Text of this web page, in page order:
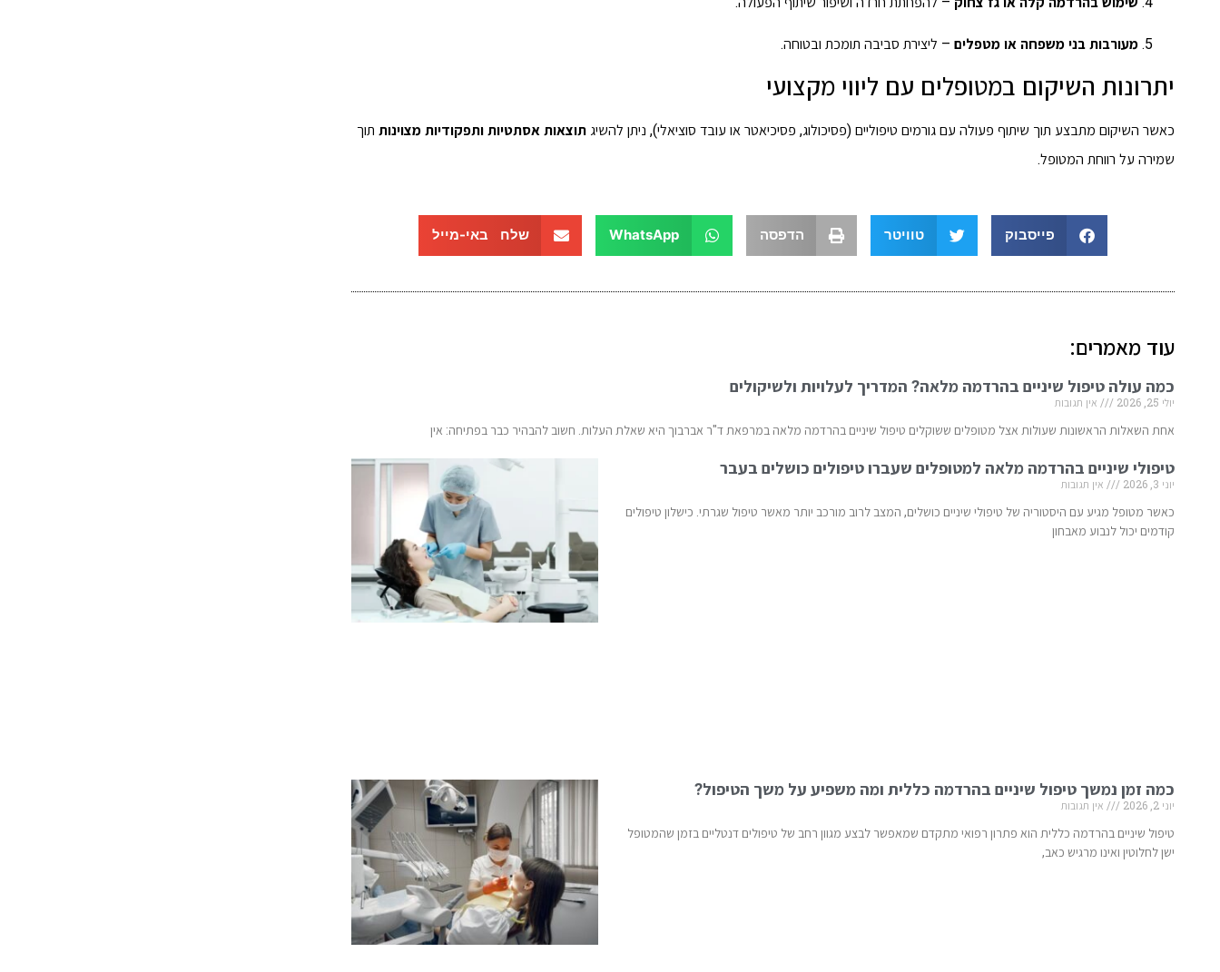
מעורבות בני משפחה או מטפלים – ליצירת סביבה תומכת ובטוחה.
יתרונות השיקום במטופלים עם ליווי מקצועי
כאשר השיקום מתבצע תוך שיתוף פעולה עם גורמים טיפוליים (פסיכולוג, פסיכיאטר או עובד סוציאלי), ניתן להשיג תוצאות אסתטיות ותפקודיות מצוינות תוך
שמירה על רווחת המטופל.
פייסבוק טוויטר הדפסה WhatsApp שלח באי-מייל
עוד מאמרים:
כמה עולה טיפול שיניים בהרדמה מלאה? המדריך לעלויות ולשיקולים
יולי 25, 2026
אין תגובות
אחת השאלות הראשונות שעולות אצל מטופלים ששוקלים טיפול שיניים בהרדמה מלאה במרפאת ד"ר אברבוך היא שאלת העלות. חשוב להבהיר כבר בפתיחה: אין
טיפולי שיניים בהרדמה מלאה למטופלים שעברו טיפולים כושלים בעבר
יוני 3, 2026
אין תגובות
כאשר מטופל מגיע עם היסטוריה של טיפולי שיניים כושלים, המצב לרוב מורכב יותר מאשר טיפול שגרתי. כישלון טיפולים
קודמים יכול לנבוע מאבחון
כמה זמן נמשך טיפול שיניים בהרדמה כללית ומה משפיע על משך הטיפול?
יוני 2, 2026
אין תגובות
טיפול שיניים בהרדמה כללית הוא פתרון רפואי מתקדם שמאפשר לבצע מגוון רחב של טיפולים דנטליים בזמן שהמטופל
ישן לחלוטין ואינו מרגיש כאב,